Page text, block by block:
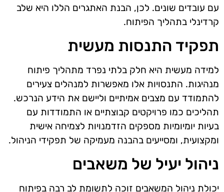
עם עובדים שונים. לכן, הבנת האתגרים הללו היא שלב
קרדינלי בתהליך הפיתוח.
תפקיד התנסות מעשית
למידה מעשית היא חלק בלתי נפרד מתהליך פיתוח
מנהיגות. התנסויות אלו מאפשרות למנהלים צעירים
להתמודד עם מצבים אמיתיים וליישם את הידע הנרכש.
תהליכים כמו פרויקטים קבוצתיים או התמודדות עם
בעיות יומיומיות מספקים הזדמנויות לצמיחה אישית
ומקצועית, ומסייעים בהבנה מעמיקה של תפקידי הניהול.
ניהול יעיל של משאבים
יכולת ניהול המשאבים זוכה לתשומת לב רבה בפיתוח